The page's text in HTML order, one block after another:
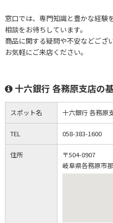
窓口では、専門知識と豊かな経験
相談をお待ちしています。
商品に関する疑問や不安などござ
お気軽にご来店ください。
十六銀行 各務原支店の
スポット名 十六銀行 各務原
TEL 058-383-1600
住所
〒504-0907
岐阜県各務原市